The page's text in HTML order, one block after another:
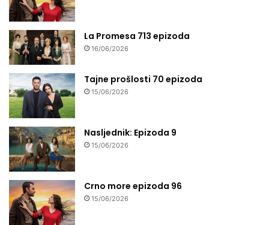
La Promesa 713 epizoda
16/06/2026
Tajne prošlosti 70 epizoda
15/06/2026
Nasljednik: Epizoda 9
15/06/2026
Crno more epizoda 96
15/06/2026